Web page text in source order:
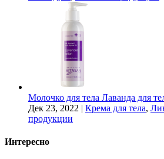
Молочко для тела Лаванда для
Дек 23, 2022 | Крема для тела,
продукции
Интересно